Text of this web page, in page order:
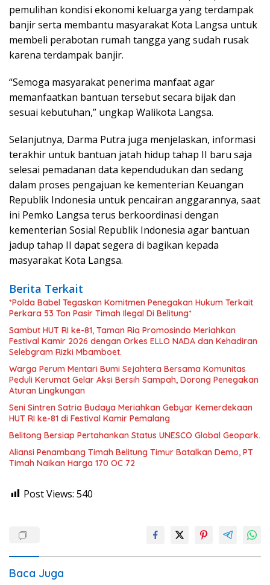
pemulihan kondisi ekonomi keluarga yang terdampak
banjir serta membantu masyarakat Kota Langsa untuk
membeli perabotan rumah tangga yang sudah rusak
karena terdampak banjir.
“Semoga masyarakat penerima manfaat agar
memanfaatkan bantuan tersebut secara bijak dan
sesuai kebutuhan,” ungkap Walikota Langsa.
Selanjutnya, Darma Putra juga menjelaskan, informasi
terakhir untuk bantuan jatah hidup tahap II baru saja
selesai pemadanan data kependudukan dan sedang
dalam proses pengajuan ke kementerian Keuangan
Republik Indonesia untuk pencairan anggarannya, saat
ini Pemko Langsa terus berkoordinasi dengan
kementerian Sosial Republik Indonesia agar bantuan
jadup tahap II dapat segera di bagikan kepada
masyarakat Kota Langsa.
Berita Terkait
*Polda Babel Tegaskan Komitmen Penegakan Hukum Terkait
Perkara 53 Ton Pasir Timah Ilegal Di Belitung*
Sambut HUT RI ke-81, Taman Ria Promosindo Meriahkan
Festival Kamir 2026 dengan Orkes ELLO NADA dan Kehadiran
Selebgram Rizki Mbamboet.
Warga Perum Mentari Bumi Sejahtera Bersama Komunitas
Peduli Kerumat Gelar Aksi Bersih Sampah, Dorong Penegakan
Aturan Lingkungan
Seni Sintren Satria Budaya Meriahkan Gebyar Kemerdekaan
HUT RI ke-81 di Festival Kamir Pemalang
Belitong Bersiap Pertahankan Status UNESCO Global Geopark.
Aliansi Penambang Timah Belitung Timur Batalkan Demo, PT
Timah Naikan Harga 170 OC 72
Post Views: 540
Baca Juga